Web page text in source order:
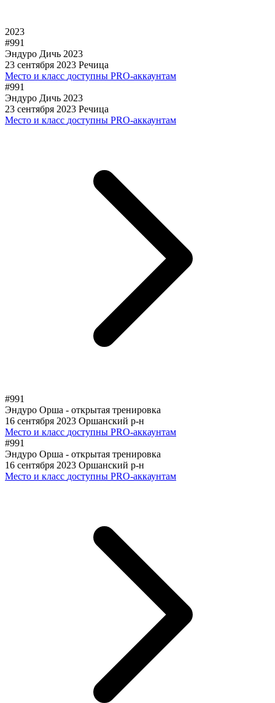
2023
#991
Эндуро Дичь 2023
23 сентября 2023 Речица
Место и класс доступны PRO-аккаунтам
#991
Эндуро Дичь 2023
23 сентября 2023 Речица
Место и класс доступны PRO-аккаунтам
#991
Эндуро Орша - открытая тренировка
16 сентября 2023 Оршанский р-н
Место и класс доступны PRO-аккаунтам
#991
Эндуро Орша - открытая тренировка
16 сентября 2023 Оршанский р-н
Место и класс доступны PRO-аккаунтам